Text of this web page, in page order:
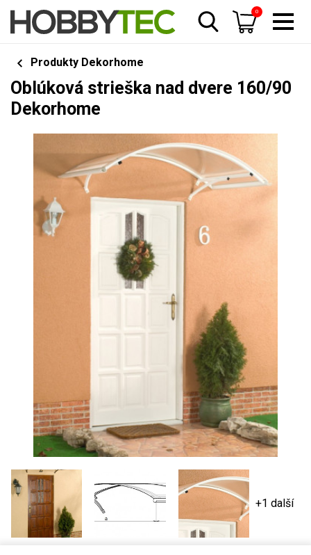
0
Produkty Dekorhome
Oblúková strieška nad dvere 160/90
Dekorhome
+1 další